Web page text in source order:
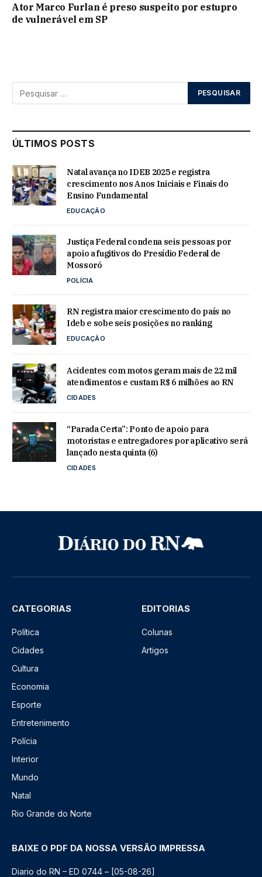
Ator Marco Furlan é preso suspeito por estupro
de vulnerável em SP
ÚLTIMOS POSTS
Natal avança no IDEB 2025 e registra
crescimento nos Anos Iniciais e Finais do
Ensino Fundamental
EDUCAÇÃO
Justiça Federal condena seis pessoas por
apoio a fugitivos do Presídio Federal de
Mossoró
POLÍCIA
RN registra maior crescimento do país no
Ideb e sobe seis posições no ranking
EDUCAÇÃO
Acidentes com motos geram mais de 22 mil
atendimentos e custam R$ 6 milhões ao RN
CIDADES
“Parada Certa”: Ponto de apoio para
motoristas e entregadores por aplicativo será
lançado nesta quinta (6)
CIDADES
CATEGORIAS
Política
Cidades
Cultura
Economia
Esporte
Entretenimento
Polícia
Interior
Mundo
Natal
Rio Grande do Norte
EDITORIAS
Colunas
Artigos
BAIXE O PDF DA NOSSA VERSÃO IMPRESSA
Diario do RN – ED 0744 – [05-08-26]